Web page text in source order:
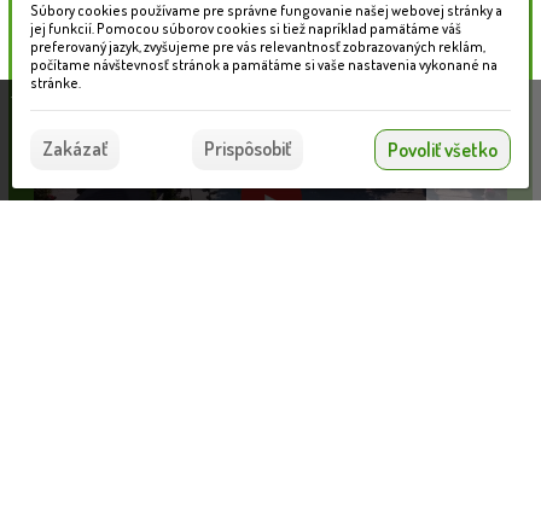
Táto stránka používa súbory cookies, ktoré nám
pomáhajú poskytovať služby. Používaním našich
služieb vyjadrujete súhlas s používaním súborov
Súhlasím
Súbory cookies používame pre správne fungovanie našej webovej stránky a
jej funkcií. Pomocou súborov cookies si tiež napríklad pamätáme váš
preferovaný jazyk, zvyšujeme pre vás relevantnosť zobrazovaných reklám,
počítame návštevnosť stránok a pamätáme si vaše nastavenia vykonané na
stránke.
Zakázať Prispôsobiť Povoliť všetko